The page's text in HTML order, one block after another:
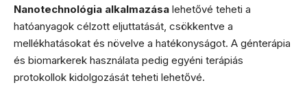
Nanotechnológia alkalmazása lehetővé teheti a
hatóanyagok célzott eljuttatását, csökkentve a
mellékhatásokat és növelve a hatékonyságot. A génterápia
és biomarkerek használata pedig egyéni terápiás
protokollok kidolgozását teheti lehetővé.